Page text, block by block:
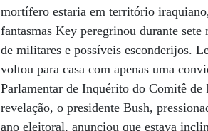
mortífero estaria em território
fantasmas Key peregrinou durante sete
de militares e possíveis esconderijos.
voltou para casa com apenas uma
Parlamentar de Inquérito do Comitê
revelação, o presidente Bush,
ano eleitoral, anunciou que estava